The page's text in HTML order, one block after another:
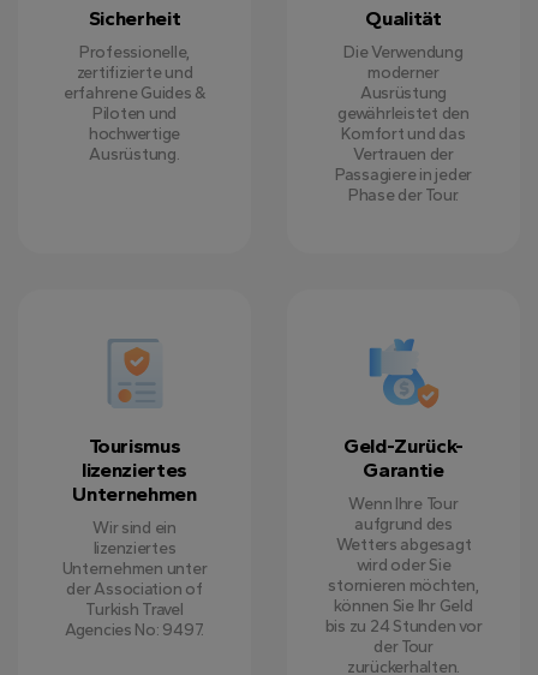
Sicherheit
Professionelle,
zertifizierte und
erfahrene Guides &
Piloten und
hochwertige
Ausrüstung.
Qualität
Die Verwendung
moderner
Ausrüstung
gewährleistet den
Komfort und das
Vertrauen der
Passagiere in jeder
Phase der Tour.
Tourismus
lizenziertes
Unternehmen
Wir sind ein
lizenziertes
Unternehmen unter
der Association of
Turkish Travel
Agencies No: 9497.
Geld-Zurück-
Garantie
Wenn Ihre Tour
aufgrund des
Wetters abgesagt
wird oder Sie
stornieren möchten,
können Sie Ihr Geld
bis zu 24 Stunden vor
der Tour
zurückerhalten.